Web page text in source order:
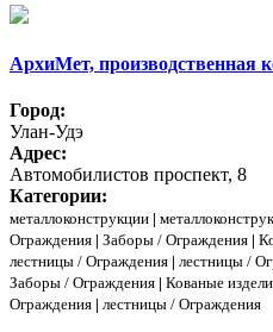
АрхиМет, производственная
Город:
Улан-Удэ
Адрес:
Автомобилистов проспект, 8
Категории:
металлоконструкции |
Ограждения | Заборы / Ограждения |
лестницы / Ограждения | лестницы /
Заборы / Ограждения | Кованые
Ограждения | лестницы / Ограждения